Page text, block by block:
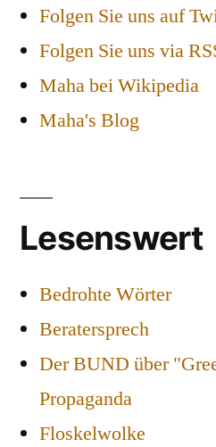
Folgen Sie uns auf
Folgen Sie uns via
Maha bei Wikipedia
Maha's Blog
Lesenswert
Bedrohte Wörter
Beratersprech
Der BUND über
Propaganda
Floskelwolke